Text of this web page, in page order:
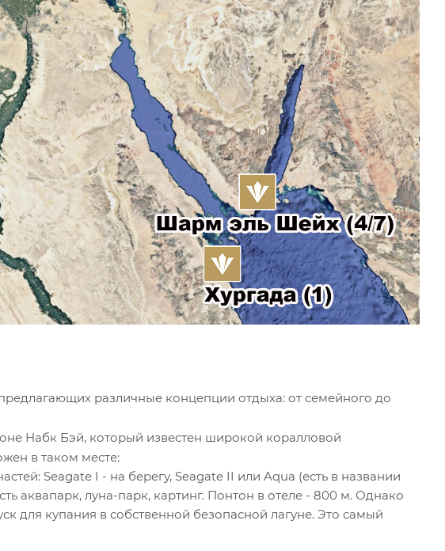
различные концепции отдыха: от семейного до
Набк Бэй, который известен широкой коралловой
в таком месте:
Seagate I - на берегу, Seagate II или Aqua (есть в названии
аквапарк, луна-парк, картинг. Понтон в отеле - 800 м. Однако
для купания в собственной безопасной лагуне. Это самый